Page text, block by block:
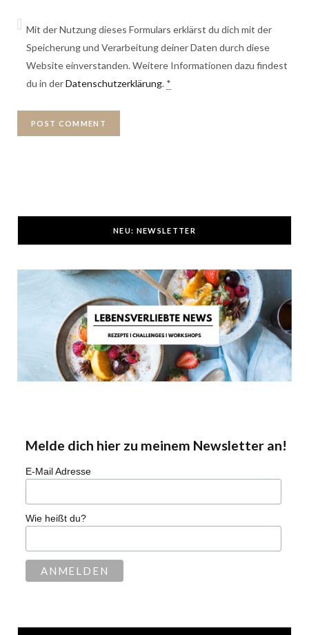
Mit der Nutzung dieses Formulars erklärst du dich mit der
Speicherung und Verarbeitung deiner Daten durch diese
Website einverstanden. Weitere Informationen dazu findest
du in derDatenschutzerklärung. *
NEU: NEWSLETTER
Melde dich hier zu meinem Newsletter an!
E-Mail Adresse
Wie heißt du?